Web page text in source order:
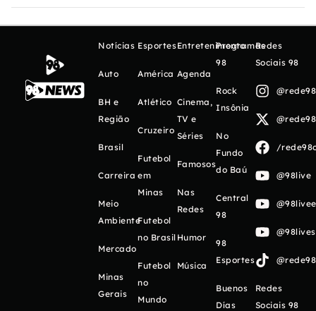
Notícias
Auto
BH e
Região
Brasil
Carreira
Meio
Ambiente
Mercado
Minas
Gerais
Esportes
América
Atlético
Cruzeiro
Futebol
em
Minas
Futebol
no Brasil
Futebol
no
Mundo
Entretenimento
Agenda
Cinema,
TV e
Séries
Famosos
Nas
Redes
Humor
Música
Programas
98
Rock
Insônia
No
Fundo
do Baú
Central
98
98
Esportes
Buenos
Días
Redes
Sociais 98
/
@98live
Redes
Sociais 98